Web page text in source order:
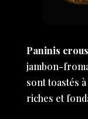
Paninis
jambon-
sont toastés
riches et